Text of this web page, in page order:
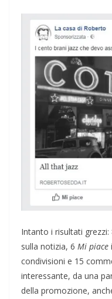
Intanto i risultati
sulla notizia, 6 Mi piace
condivisioni e 15
interessante, da una
della promozione,